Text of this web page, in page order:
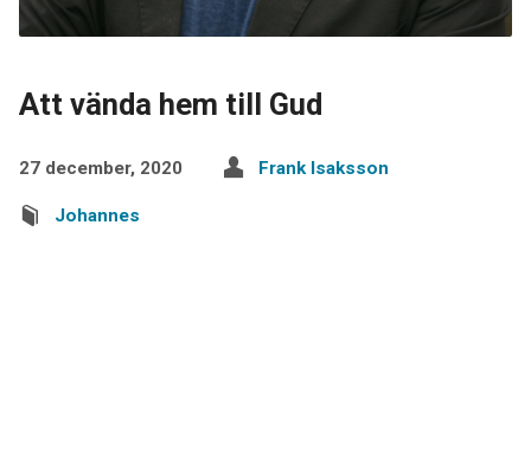
Att vända hem till Gud
27 december, 2020 Frank Isaksson
Johannes